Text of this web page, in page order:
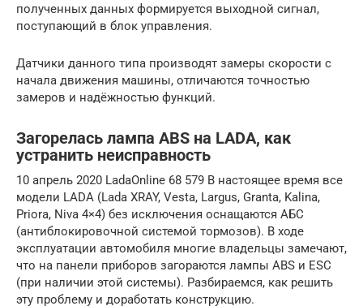
полученных данных формируется выходной сигнал,
поступающий в блок управления.
Датчики данного типа производят замеры скорости с
начала движения машины, отличаются точностью
замеров и надёжностью функций.
Загорелась лампа ABS на LADA, как
устранить неисправность
10 апрель 2020 LadaOnline 68 579 В настоящее время все
модели LADA (Lada XRAY, Vesta, Largus, Granta, Kalina,
Priora, Niva 4×4) без исключения оснащаются АБС
(антиблокировочной системой тормозов). В ходе
эксплуатации автомобиля многие владельцы замечают,
что на панели приборов загораются лампы ABS и ESC
(при наличии этой системы). Разбираемся, как решить
эту проблему и доработать конструкцию.